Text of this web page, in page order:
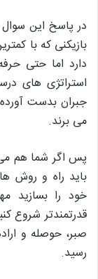
در پاسخ این سوال
بازیکنی که با
دارد اما حتی
استراتژی های
جبران بدست
می برند.
پس اگر شما هم
باید راه و روش
خود را بسازید
قدرتمندتر شروع
صبر، حوصله و
رسید.